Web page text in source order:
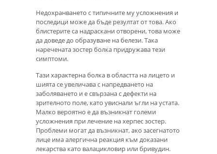
Недохранването с типичните му усложнения и
последици може да бъде резултат от това. Ако
блистерите са надраскани отворени, това може
да доведе до образуване на белези. Така
наречената зостер болка придружава тези
симптоми.
Тази характерна болка в областта на лицето и
шията се увеличава с напредването на
заболяването и е свързана с дефекти на
зрителното поле, като увиснали ъгли на устата.
Малко вероятно е да възникнат големи
усложнения при лечение на херпес зостер.
Проблеми могат да възникнат, ако засегнатото
лице има алергична реакция към доказани
лекарства като валацикловир или бривудин.